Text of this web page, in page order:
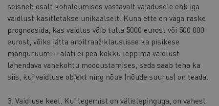
seisneb osalt kohaldumises vastavalt vajadusele ehk iga
vaidlust käsitletakse unikaalselt. Kuna ette on väga raske
prognoosida, kas vaidlus võib tulla 5000 eurost või 500 000
eurost, võiks jätta arbitraažiklauslisse ka pisikese
mänguruumi – alati ei pea kokku leppima vaidlust
lahendava vahekohtu moodustamises, seda saab teha ka
siis, kui vaidluse objekt ning nõue (nõude suurus) on teada.
3. Vaidluse keel. Kui tegemist on välislepinguga, on vahest